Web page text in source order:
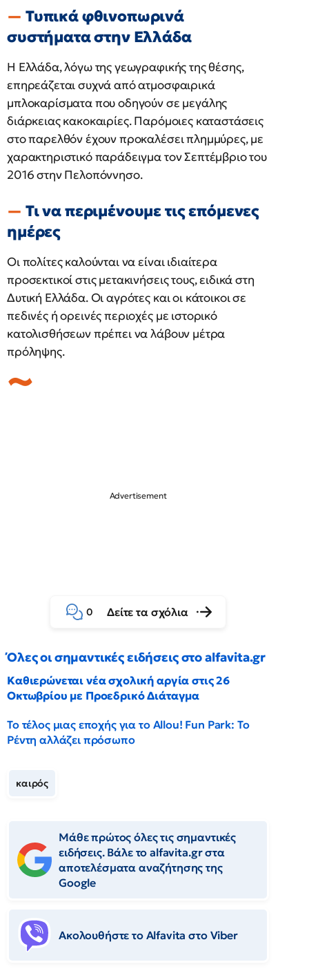
Τυπικά φθινοπωρινά
συστήματα στην Ελλάδα
Η Ελλάδα, λόγω της γεωγραφικής της θέσης,
επηρεάζεται συχνά από ατμοσφαιρικά
μπλοκαρίσματα που οδηγούν σε μεγάλης
διάρκειας κακοκαιρίες. Παρόμοιες καταστάσεις
στο παρελθόν έχουν προκαλέσει πλημμύρες, με
χαρακτηριστικό παράδειγμα τον Σεπτέμβριο του
2016 στην Πελοπόννησο.
Τι να περιμένουμε τις επόμενες
ημέρες
Οι πολίτες καλούνται να είναι ιδιαίτερα
προσεκτικοί στις μετακινήσεις τους, ειδικά στη
Δυτική Ελλάδα. Οι αγρότες και οι κάτοικοι σε
πεδινές ή ορεινές περιοχές με ιστορικό
κατολισθήσεων πρέπει να λάβουν μέτρα
πρόληψης.
0 Δείτε τα σχόλια
Όλες οι σημαντικές ειδήσεις στο alfavita.gr
Καθιερώνεται νέα σχολική αργία στις 26
Οκτωβρίου με Προεδρικό Διάταγμα
Το τέλος μιας εποχής για το Allou! Fun Park: Το
Ρέντη αλλάζει πρόσωπο
καιρός
Μάθε πρώτος όλες τις σημαντικές
ειδήσεις. Βάλε το alfavita.gr στα
αποτελέσματα αναζήτησης της
Google
Ακολουθήστε το Αlfavita στο Viber